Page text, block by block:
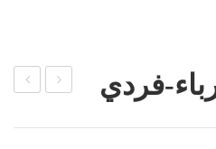
ة
خش
فردي